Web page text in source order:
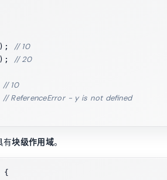
// 10
// 20
// 10
// ReferenceError - y is not defined
有块级作用域。
{